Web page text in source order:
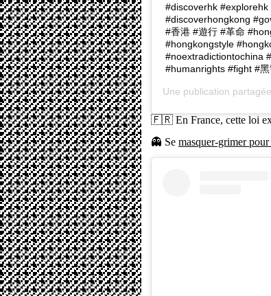
#discoverhk
#discoverhongkong
#香港 #遊行 #革命
#hongkongstyle
#noextradictiontochina
#humanrights #fight #
Une publication
🇫🇷 En France, cette loi
👻 Se masquer-grimer